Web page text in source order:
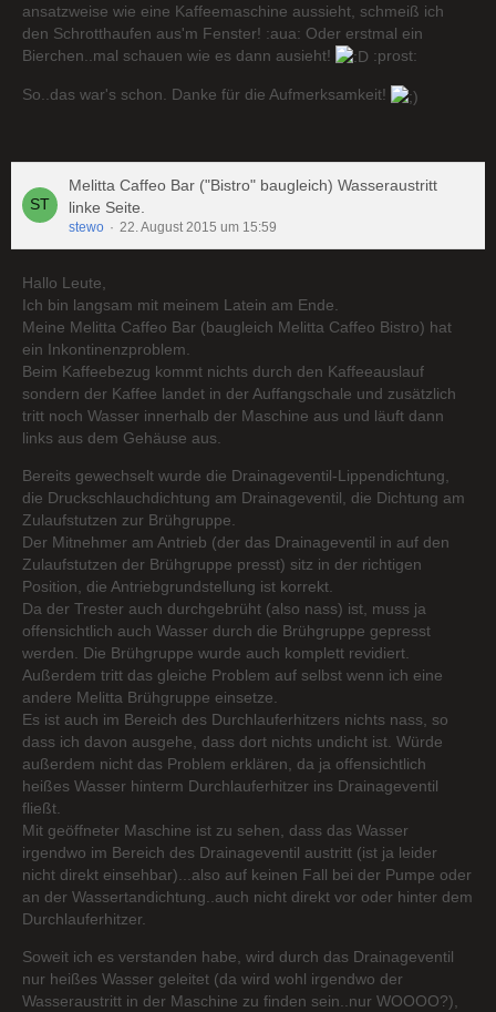
ansatzweise wie eine Kaffeemaschine aussieht, schmeiß ich
den Schrotthaufen aus'm Fenster! :aua: Oder erstmal ein
Bierchen..mal schauen wie es dann ausieht!
:prost:
So..das war's schon. Danke für die Aufmerksamkeit!
Melitta Caffeo Bar ("Bistro" baugleich) Wasseraustritt
linke Seite.
stewo 22. August 2015 um 15:59
Hallo Leute,
Ich bin langsam mit meinem Latein am Ende.
Meine Melitta Caffeo Bar (baugleich Melitta Caffeo Bistro) hat
ein Inkontinenzproblem.
Beim Kaffeebezug kommt nichts durch den Kaffeeauslauf
sondern der Kaffee landet in der Auffangschale und zusätzlich
tritt noch Wasser innerhalb der Maschine aus und läuft dann
links aus dem Gehäuse aus.
Bereits gewechselt wurde die Drainageventil-Lippendichtung,
die Druckschlauchdichtung am Drainageventil, die Dichtung am
Zulaufstutzen zur Brühgruppe.
Der Mitnehmer am Antrieb (der das Drainageventil in auf den
Zulaufstutzen der Brühgruppe presst) sitz in der richtigen
Position, die Antriebgrundstellung ist korrekt.
Da der Trester auch durchgebrüht (also nass) ist, muss ja
offensichtlich auch Wasser durch die Brühgruppe gepresst
werden. Die Brühgruppe wurde auch komplett revidiert.
Außerdem tritt das gleiche Problem auf selbst wenn ich eine
andere Melitta Brühgruppe einsetze.
Es ist auch im Bereich des Durchlauferhitzers nichts nass, so
dass ich davon ausgehe, dass dort nichts undicht ist. Würde
außerdem nicht das Problem erklären, da ja offensichtlich
heißes Wasser hinterm Durchlauferhitzer ins Drainageventil
fließt.
Mit geöffneter Maschine ist zu sehen, dass das Wasser
irgendwo im Bereich des Drainageventil austritt (ist ja leider
nicht direkt einsehbar)...also auf keinen Fall bei der Pumpe oder
an der Wassertandichtung..auch nicht direkt vor oder hinter dem
Durchlauferhitzer.
Soweit ich es verstanden habe, wird durch das Drainageventil
nur heißes Wasser geleitet (da wird wohl irgendwo der
Wasseraustritt in der Maschine zu finden sein..nur WOOOO?),